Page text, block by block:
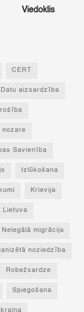
Viedoklis
CERT
Datu aizsardzība
nozare
Savienība
Izlūkošana
Krievija
Lietuva
Nelegālā migrācija
noziedzība
Robežsardze
Spiegošana